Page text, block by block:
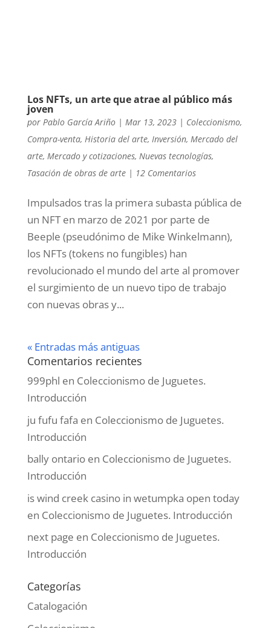
Los NFTs, un arte que atrae al público más
joven
por Pablo García Ariño| Mar 13, 2023| Coleccionismo,
Compra-venta, Historia del arte, Inversión, Mercado del
arte, Mercado y cotizaciones, Nuevas tecnologías,
Tasación de obras de arte| 12 Comentarios
Impulsados tras la primera subasta pública de
un NFT en marzo de 2021 por parte de
Beeple (pseudónimo de Mike Winkelmann),
los NFTs (tokens no fungibles) han
revolucionado el mundo del arte al promover
el surgimiento de un nuevo tipo de trabajo
con nuevas obras y...
« Entradas más antiguas
Comentarios recientes
999phl en Coleccionismo de Juguetes.
Introducción
ju fufu fafa en Coleccionismo de Juguetes.
Introducción
bally ontarioen Coleccionismo de Juguetes.
Introducción
is wind creek casino in wetumpka open today
en Coleccionismo de Juguetes. Introducción
next page en Coleccionismo de Juguetes.
Introducción
Categorías
Catalogación